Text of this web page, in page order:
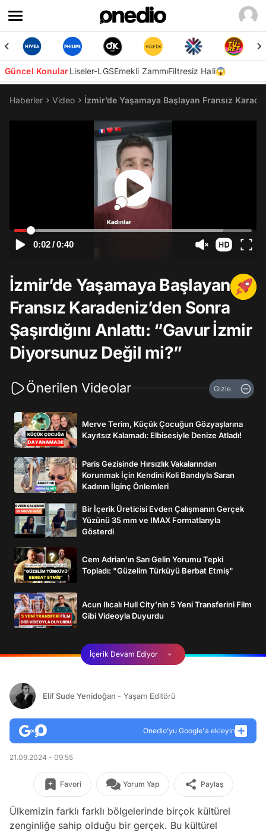
Güncel KonularLiseler-LGSEmekli ZammıFiltresiz Hali😱
Haberler Video İzmir’de Yaşamaya Başlayan Fransız
0:02/0:40
İzmir’de Yaşamaya Başlayan
Fransız Karadeniz’den Sonra
Şaşırdığını Anlattı: “Gavur İzmir
Diyorsunuz Değil mi?”
Önerilen Videolar Gizle
Merve Terim, Küçük Çocuğun Gözyaşlarına
Kayıtsız Kalamadı: Elbisesiyle Denize Atladı!
Paris Gezisinde Hırsızlık Vakalarından
Korunmak İçin Kendini Koli Bandıyla Saran
Kadının İlginç Önlemleri
Bir İçerik Üreticisi Evden Çalışmanın Gerçek
Yüzünü 35 mm ve IMAX Formatlarıyla
Gösterdi
Cem Adrian'ın Sarı Gelin Yorumu Tepki
Topladı: "Güzelim Türküyü Berbat Etmiş"
Acun Ilıcalı Hull City’nin 5 Yeni Transferini Film
Gibi Videoyla Duyurdu
İçerik Devam Ediyor
Elif Sude Yenidoğan - Yaşam Editörü
Onedio’yu Google'a ekleyin
21.09.2024 - 09:55
Favori Yorum Yap Paylaş
Ülkemizin farklı farklı bölgelerinde birçok kültürel
zenginliğe sahip olduğu bir gerçek. Bu kültürel